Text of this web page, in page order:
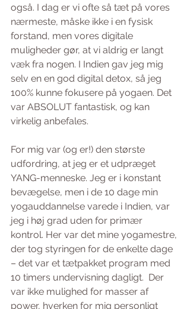
også. I dag er vi ofte så tæt på vores
nærmeste, måske ikke i en fysisk
forstand, men vores digitale
muligheder gør, at vi aldrig er langt
væk fra nogen. I Indien gav jeg mig
selv en en god digital detox, så jeg
100% kunne fokusere på yogaen. Det
var ABSOLUT fantastisk, og kan
virkelig anbefales.
For mig var (og er!) den største
udfordring, at jeg er et udpræget
YANG-menneske. Jeg er i konstant
bevægelse, men i de 10 dage min
yogauddannelse varede i Indien, var
jeg i høj grad uden for primær
kontrol. Her var det mine yogamestre,
der tog styringen for de enkelte dage
– det var et tætpakket program med
10 timers undervisning dagligt.  Der
var ikke mulighed for masser af
power, hverken for mig personligt